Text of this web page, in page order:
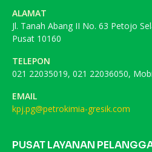
ALAMAT
Jl. Tanah Abang II No. 63 Petojo
Pusat 10160
TELEPON
021 22035019, 021 22036050,
EMAIL
kpj.pg@petrokimia-gresik.com
PUSAT LAYANAN